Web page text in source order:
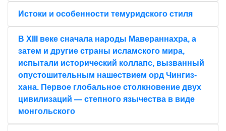
Истоки и особенности темуридского стиля
В XIII веке сначала народы Мавераннахра, а
затем и другие страны исламского мира,
испытали исторический коллапс, вызванный
опустошительным нашествием орд Чингиз-
хана. Первое глобальное столкновение двух
цивилизаций — степного язычества в виде
монгольского